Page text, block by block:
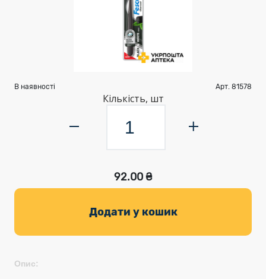
В наявності Арт. 81578
Кількість, шт
92.00 ₴
Додати у кошик
Опис: